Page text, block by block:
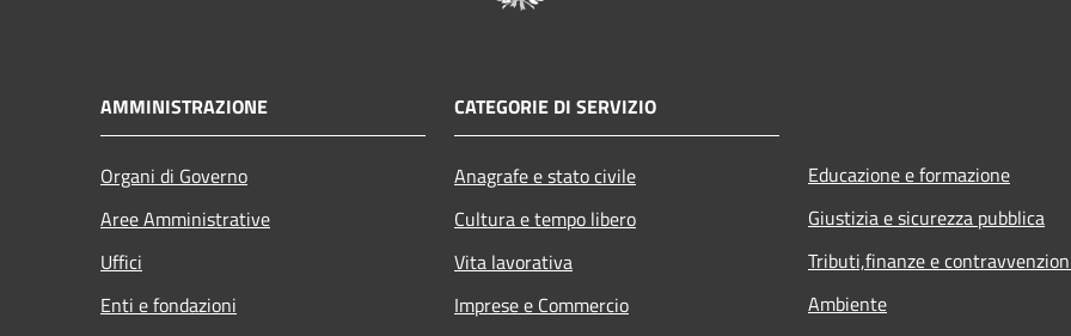
AMMINISTRAZIONE
Organi di Governo
Aree Amministrative
Uffici
Enti e fondazioni
CATEGORIE DI SERVIZIO
Anagrafe e stato civile
Cultura e tempo libero
Vita lavorativa
Imprese e Commercio
Educazione e formazione
Giustizia e sicurezza pubblica
Tributi,finanze e
Ambiente